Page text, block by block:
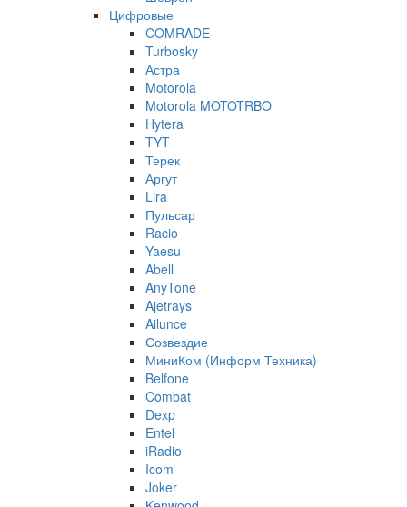
Цифровые
COMRADE
Turbosky
Астра
Motorola
Motorola MOTOTRBO
Hytera
TYT
Терек
Аргут
Lira
Пульсар
Racio
Yaesu
Abell
AnyTone
Ajetrays
Ailunce
Созвездие
МиниКом (Информ Техника)
Belfone
Combat
Dexp
Entel
iRadio
Icom
Joker